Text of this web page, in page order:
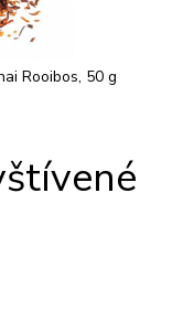
Rooibos, 50 g